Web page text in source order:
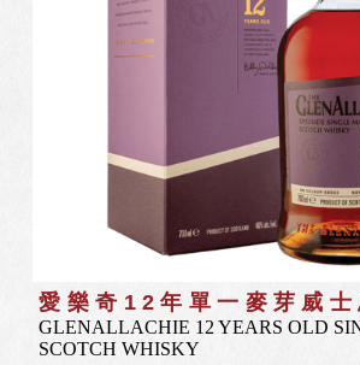
愛樂奇12年單一麥芽威士
GLENALLACHIE 12 YEARS OLD
SCOTCH WHISKY